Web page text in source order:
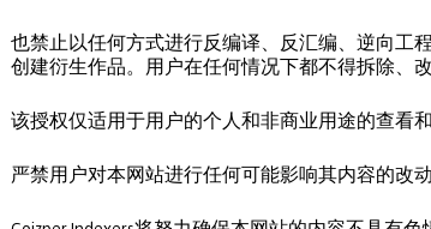
也禁止以任何方式进行反编译、反汇编、逆向工
创建衍生作品。用户在任何情况下都不得拆除、
该授权仅适用于用户的个人和非商业用途的查看
严禁用户对本网站进行任何可能影响其内容的改